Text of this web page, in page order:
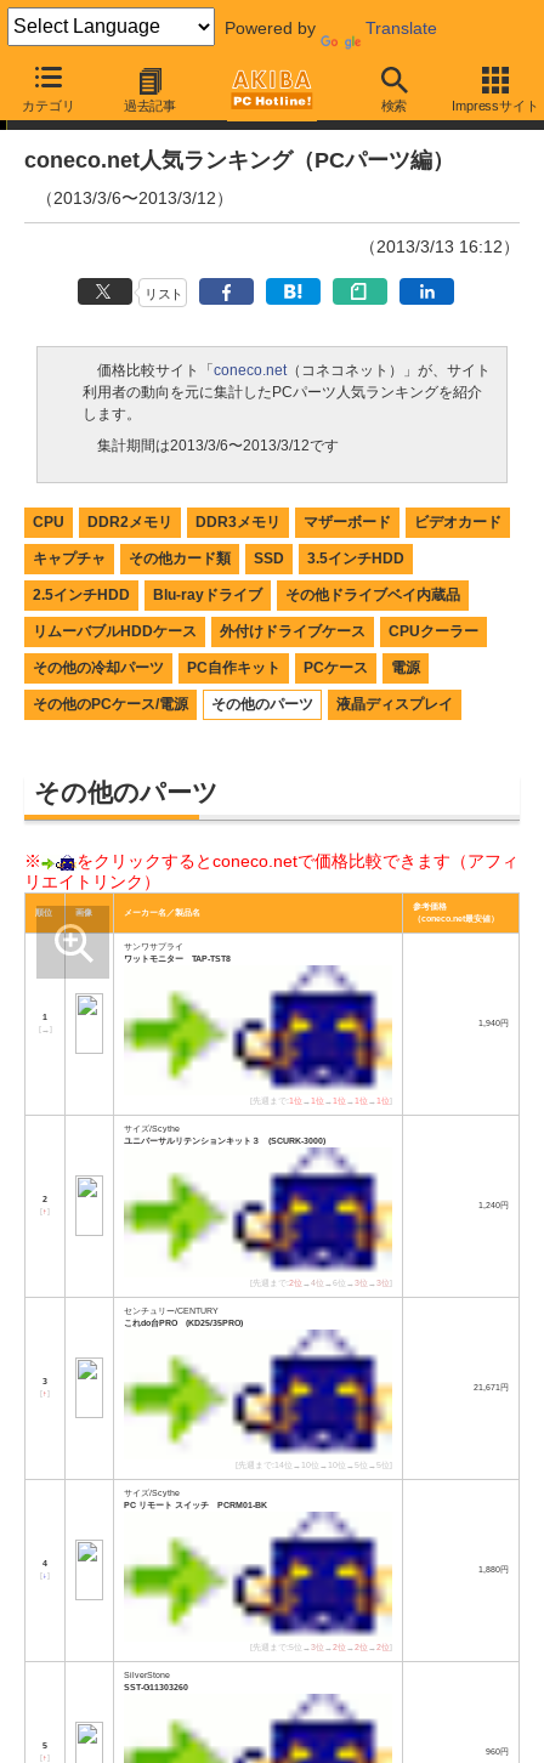
Powered by Translate
カテゴリ 過去記事 検索 Impressサイト
ランキング
coneco.net人気ランキング（PCパーツ編）
（2013/3/6〜2013/3/12）
（2013/3/13 16:12）
リスト
価格比較サイト「 coneco.net（コネコネット）」が、サイト
利用者の動向を元に集計したPCパーツ人気ランキングを紹介
します。
集計期間は2013/3/6〜2013/3/12です
CPU DDR2メモリ DDR3メモリ マザーボード ビデオカード
キャプチャ その他カード類 SSD 3.5インチHDD
2.5インチHDD Blu-rayドライブ その他ドライブベイ内蔵品
リムーバブルHDDケース 外付けドライブケース CPUクーラー
その他の冷却パーツ PC自作キット PCケース 電源
その他のPCケース/電源 その他のパーツ 液晶ディスプレイ
その他のパーツ
※
をクリックするとconeco.netで価格比較できます（アフィ
リエイトリンク）
順位 画像 メーカー名／製品名
参考価格
（coneco.net最安値）
1
[→ ]
サンワサプライ
ワットモニター TAP-TST8
[先週まで:1位 →1位 →1位 →1位 →1位]
1,940円
2
[↑]
サイズ/Scythe
ユニバーサルリテンションキット３ (SCURK-3000)
[先週まで:2位 →4位 →6位→3位 →3位]
1,240円
3
[↑]
センチュリー/CENTURY
これdo台PRO (KD25/35PRO)
[先週まで:14位→10位→10位→5位→5位]
21,671円
4
[↓]
サイズ/Scythe
PC リモート スイッチ PCRM01-BK
[先週まで:5位→3位 →2位 →2位 →2位]
1,880円
5
[↑]
SilverStone
SST-G11303260
960円